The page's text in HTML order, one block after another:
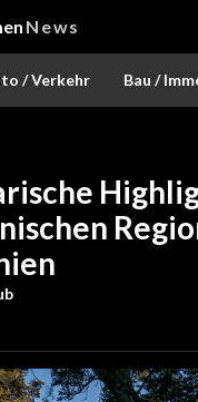
News
/ Verkehr Bau /